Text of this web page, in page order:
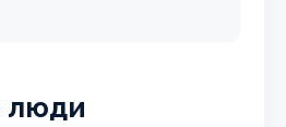
люди